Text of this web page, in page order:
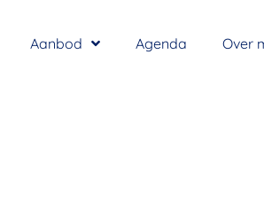
Aanbod Agenda Over